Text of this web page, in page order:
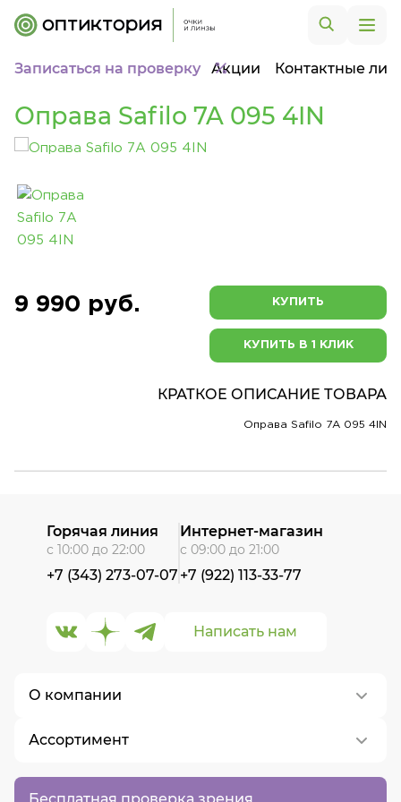
Записаться на проверку Акции Контактные
Оправа Safilo 7A 095 4IN
9 990 руб. КУПИТЬ
КУПИТЬ В 1 КЛИК
КРАТКОЕ ОПИСАНИЕ ТОВАРА
Оправа Safilo 7A 095 4IN
Бесплатная проверка зрения
О компании
О нас
Контакты
Ассортимент
Написать нам
Горячая линия
с 10:00 до 22:00
+7 (343) 273-07-07
Интернет-магазин
с 09:00 до 21:00
+7 (922) 113-33-77